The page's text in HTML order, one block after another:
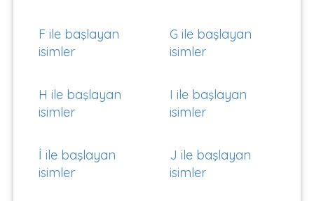
F ile başlayan
isimler
G ile başlayan
isimler
H ile başlayan
isimler
I ile başlayan
isimler
İ ile başlayan
isimler
J ile başlayan
isimler